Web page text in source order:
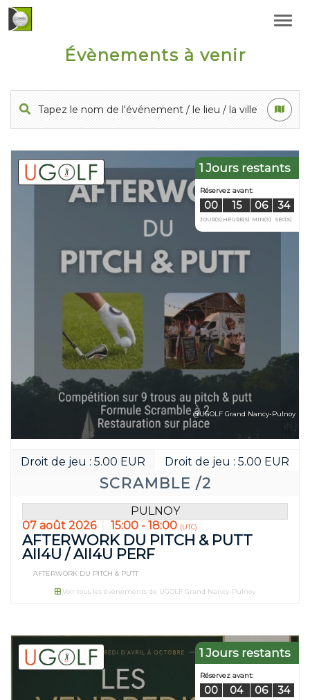
Évènements à venir
1 Jours restants
SCRAMBLE /2
Droit de jeu : 5.00 EUR Droit de jeu : 5.00 EUR
@UGOLF Grand Nancy-Pulnoy
PULNOY
07 août 2026
15:00 - 18:00 (UTC)
AFTERWORK DU PITCH & PUTT
All4U / All4U PERF
AFTERWORK DU PITCH & PUTT
Voir tous les événements de UGOLF Grand Nancy-Pulnoy
1 Jours restants